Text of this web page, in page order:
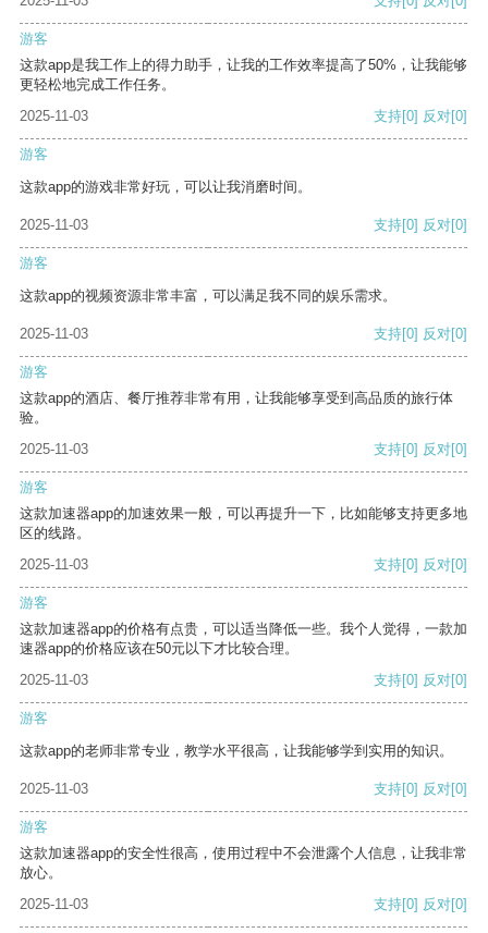
游客
这款app是我工作上的得力助手，让我的工作效率提高了50%，让我能够
更轻松地完成工作任务。
2025-11-03
支持[0] 反对[0]
游客
这款app的游戏非常好玩，可以让我消磨时间。
2025-11-03 支持[0] 反对[0]
游客
这款app的视频资源非常丰富，可以满足我不同的娱乐需求。
2025-11-03 支持[0] 反对[0]
游客
这款app的酒店、餐厅推荐非常有用，让我能够享受到高品质的旅行体
验。
2025-11-03
支持[0] 反对[0]
游客
这款加速器app的加速效果一般，可以再提升一下，比如能够支持更多地
区的线路。
2025-11-03
支持[0] 反对[0]
游客
这款加速器app的价格有点贵，可以适当降低一些。我个人觉得，一款加
速器app的价格应该在50元以下才比较合理。
2025-11-03
支持[0] 反对[0]
游客
这款app的老师非常专业，教学水平很高，让我能够学到实用的知识。
2025-11-03 支持[0] 反对[0]
游客
这款加速器app的安全性很高，使用过程中不会泄露个人信息，让我非常
放心。
2025-11-03
支持[0] 反对[0]